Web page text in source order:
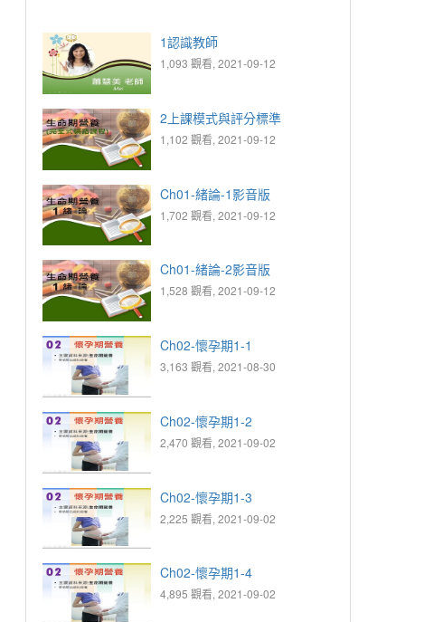
1認識教師
1,093 觀看, 2021-09-12
2上課模式與評分標準
1,102 觀看, 2021-09-12
Ch01-緒論-1影音版
1,702 觀看, 2021-09-12
Ch01-緒論-2影音版
1,528 觀看, 2021-09-12
Ch02-懷孕期1-1
3,163 觀看, 2021-08-30
Ch02-懷孕期1-2
2,470 觀看, 2021-09-02
Ch02-懷孕期1-3
2,225 觀看, 2021-09-02
Ch02-懷孕期1-4
4,895 觀看, 2021-09-02